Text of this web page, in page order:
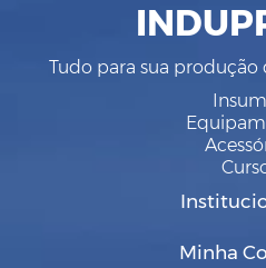
Tudo para sua produção
Minha